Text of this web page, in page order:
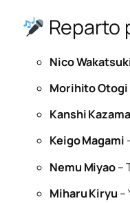
Reparto
Nico
Morihito Otogi
Kanshi
Keigo Magami
Nemu Miyao–
Miharu Kiryu –